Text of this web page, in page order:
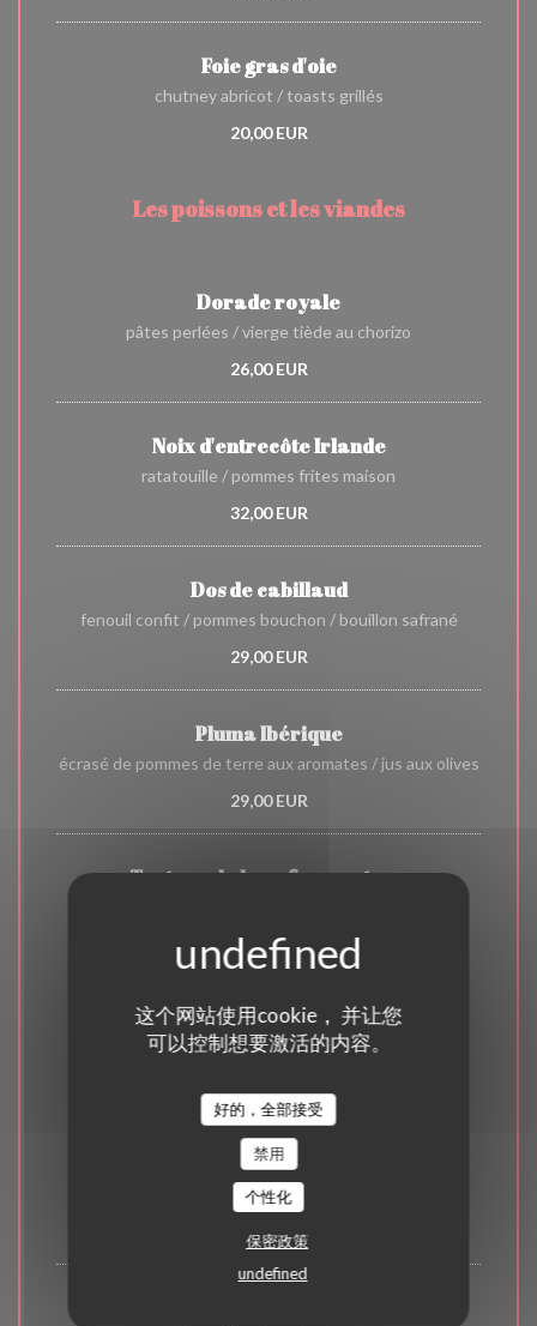
这个网站使用cookie， 并让您
可以控制想要激活的内容。
好的，全部接受
禁用
个性化
保密政策
undefined
Foie gras d'oie
chutney abricot / toasts grillés
20,00 EUR
Les poissons et les viandes
Dorade royale
pâtes perlées / vierge tiède au chorizo
26,00 EUR
Noix d'entrecôte Irlande
ratatouille / pommes frites maison
32,00 EUR
Dos de cabillaud
fenouil confit / pommes bouchon / bouillon safrané
29,00 EUR
Pluma Ibérique
écrasé de pommes de terre aux aromates / jus aux olives
29,00 EUR
Tartare de boeuf au couteau
22,00 EUR
Les desserts
Brownies au chocolat
glace yaourt
9,00 EUR